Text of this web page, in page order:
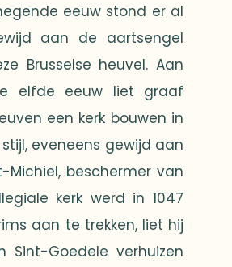
eeuw stond er al
aan de aartsengel
Brusselse heuvel. Aan
elfde eeuw liet graaf
een kerk bouwen in
eveneens gewijd aan
Michiel, beschermer van
kerk werd in 1047
aan te trekken, liet hij
Sint-Goedele verhuizen